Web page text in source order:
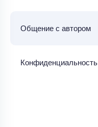
Общение с автором
Конфиденциальность